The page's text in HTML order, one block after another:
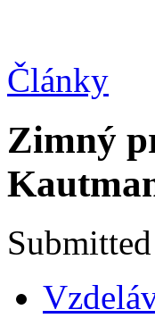
Články
Zimný